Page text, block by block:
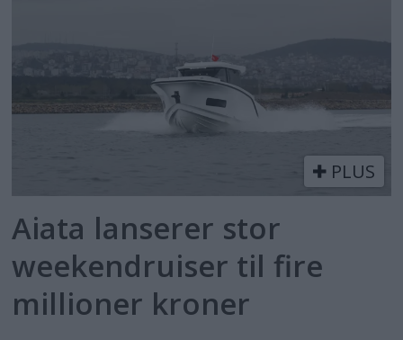
PLUS
Aiata lanserer stor
weekendruiser til fire
millioner kroner